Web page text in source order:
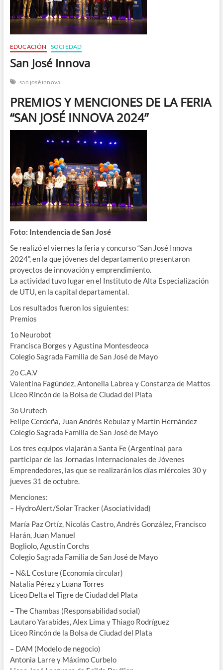
EDUCACIÓN SOCIEDAD
San José Innova
san josé innova
PREMIOS Y MENCIONES DE LA FERIA
“SAN JOSÉ INNOVA 2024”
Foto: Intendencia de San José
Se realizó el viernes la feria y concurso “San José Innova
2024”, en la que jóvenes del departamento presentaron
proyectos de innovación y emprendimiento.
La actividad tuvo lugar en el Instituto de Alta Especialización
de UTU, en la capital departamental.
Los resultados fueron los siguientes:
Premios
1o Neurobot
Francisca Borges y Agustina Montesdeoca
Colegio Sagrada Familia de San José de Mayo
2o C.A.V
Valentina Fagúndez, Antonella Labrea y Constanza de Mattos
Liceo Rincón de la Bolsa de Ciudad del Plata
3o Urutech
Felipe Cerdeña, Juan Andrés Rebulaz y Martín Hernández
Colegio Sagrada Familia de San José de Mayo
Los tres equipos viajarán a Santa Fe (Argentina) para
participar de las Jornadas Internacionales de Jóvenes
Emprendedores, las que se realizarán los días miércoles 30 y
jueves 31 de octubre.
Menciones:
– HydroAlert/Solar Tracker (Asociatividad)
María Paz Ortíz, Nicolás Castro, Andrés González, Francisco
Harán, Juan Manuel
Bogliolo, Agustín Corchs
Colegio Sagrada Familia de San José de Mayo
– N&L Costure (Economía circular)
Natalia Pérez y Luana Torres
Liceo Delta el Tigre de Ciudad del Plata
– The Chambas (Responsabilidad social)
Lautaro Yarabides, Alex Lima y Thiago Rodríguez
Liceo Rincón de la Bolsa de Ciudad del Plata
– DAM (Modelo de negocio)
Antonia Larre y Máximo Curbelo